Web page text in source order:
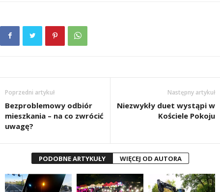
Poprzedni artykuł
Bezproblemowy odbiór
mieszkania – na co zwrócić
uwagę?
Następny artykuł
Niezwykły duet wystąpi w
Kościele Pokoju
PODOBNE ARTYKUŁY WIĘCEJ OD AUTORA